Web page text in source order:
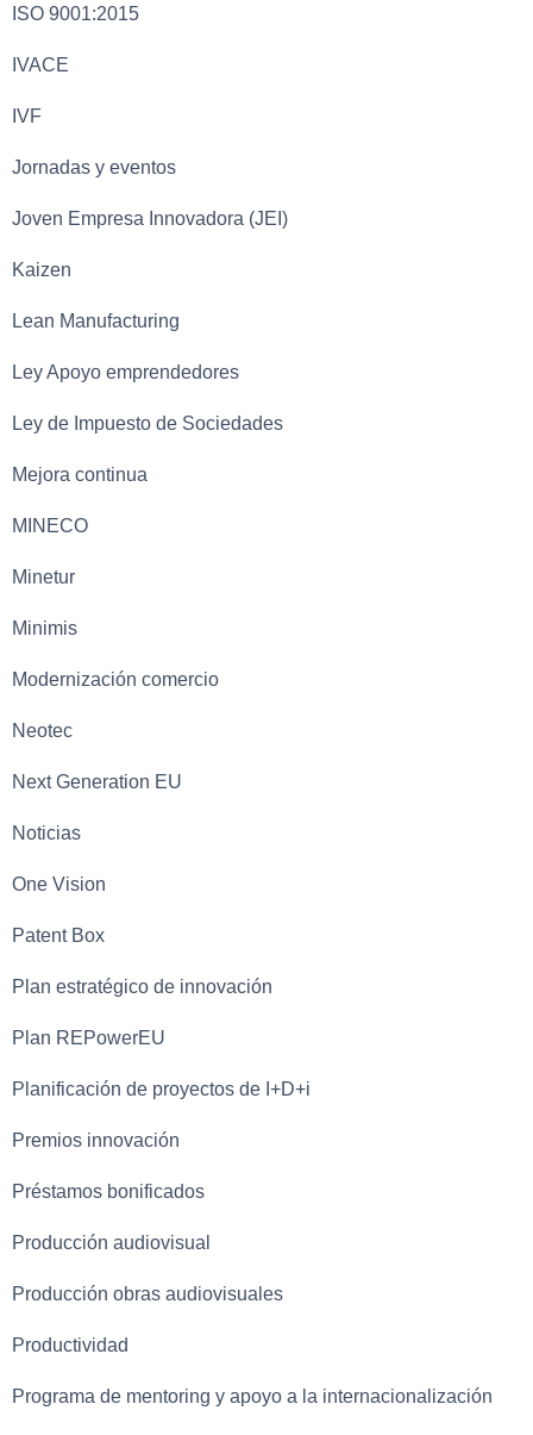
ISO 9001:2015
IVACE
IVF
Jornadas y eventos
Joven Empresa Innovadora (JEI)
Kaizen
Lean Manufacturing
Ley Apoyo emprendedores
Ley de Impuesto de Sociedades
Mejora continua
MINECO
Minetur
Minimis
Modernización comercio
Neotec
Next Generation EU
Noticias
One Vision
Patent Box
Plan estratégico de innovación
Plan REPowerEU
Planificación de proyectos de I+D+i
Premios innovación
Préstamos bonificados
Producción audiovisual
Producción obras audiovisuales
Productividad
Programa de mentoring y apoyo a la internacionalización